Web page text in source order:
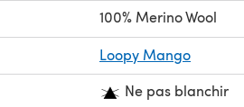
100% Merino Wool
Loopy Mango
Ne pas blanchir